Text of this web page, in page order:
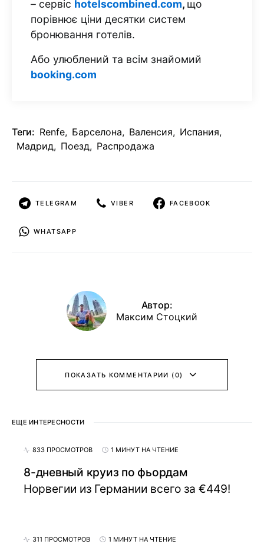
– сервіс hotelscombined.com, що
порівнює ціни десятки систем
бронювання готелів.
Або улюблений та всім знайомий
booking.com
Теги: Renfe, Барселона, Валенсия, Испания,
Мадрид, Поезд, Распродажа
TELEGRAM VIBER FACEBOOK
WHATSAPP
Автор:
Максим Стоцкий
ПОКАЗАТЬ КОММЕНТАРИИ (0)
ЕЩЕ ИНТЕРЕСНОСТИ
833 ПРОСМОТРОВ 1 МИНУТ НА ЧТЕНИЕ
8-дневный круиз по фьордам
Норвегии из Германии всего за €449!
311 ПРОСМОТРОВ 1 МИНУТ НА ЧТЕНИЕ